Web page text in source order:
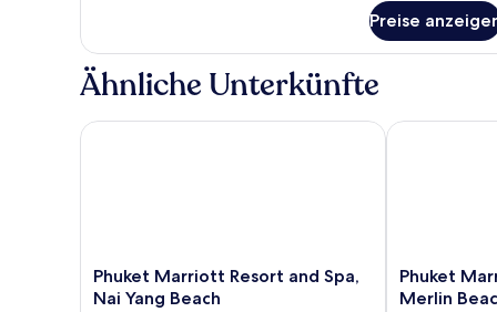
Villa,
Schlafzimmer
Preise
Ähnliche Unterkünfte
Phuket
Marriott
Phuket Marriott Resort and Spa,
Nai Yang Beach
Phuket Marriott Resort and Spa, Nai Yang Beach
Phuket
Marriott
Phuket
Merlin
Phuket